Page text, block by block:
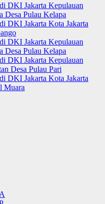
DKI Jakarta Kepulauan
Desa Pulau Kelapa
DKI Jakarta Kota Jakarta
DKI Jakarta Kepulauan
Desa Pulau Kelapa
DKI Jakarta Kepulauan
Desa Pulau Pari
DKI Jakarta Kota Jakarta
Muara